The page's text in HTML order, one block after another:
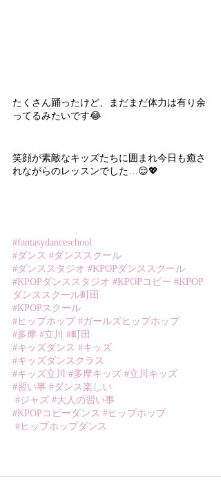
たくさん踊ったけど、まだまだ体力は有り余
ってるみたいです😂
笑顔が素敵なキッズたちに囲まれ今日も癒さ
れながらのレッスンでした…😌💖
#fantasydanceschool
#ダンス #ダンススクール
#ダンススタジオ #KPOPダンススクール
#KPOPダンススタジオ #KPOPコピー #KPOP
ダンススクール町田
#KPOPスクール
#ヒップホップ #ガールズヒップホップ
#多摩 #立川
#町田
#キッズダンス #キッズ
#キッズダンスクラス
#キッズ立川
#多摩キッズ #立川キッズ
#習い事 #ダンス楽しい
#ジャズ #大人の習い事
#KPOPコピーダンス #ヒップホップ
#ヒップホップダンス